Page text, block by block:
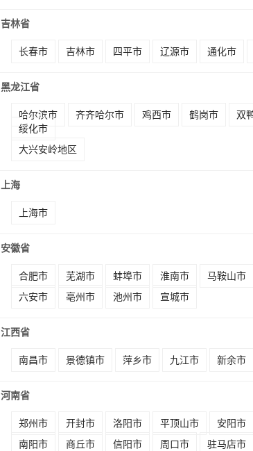
吉林省
长春市 吉林市 四平市 辽源市 通化市
黑龙江省
哈尔滨市 齐齐哈尔市 鸡西市 鹤岗市 双
绥化市
大兴安岭地区
上海
上海市
安徽省
合肥市 芜湖市 蚌埠市 淮南市 马鞍山市
六安市
亳州市 池州市 宣城市
江西省
南昌市 景德镇市 萍乡市 九江市 新余市
河南省
郑州市 开封市 洛阳市 平顶山市 安阳市
南阳市
商丘市 信阳市 周口市 驻马店市